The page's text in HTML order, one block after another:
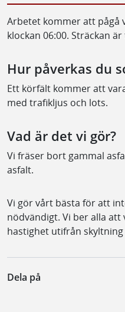
Arbetet kommer att pågå
klockan 06:00. Sträckan
Hur påverkas du
Ett körfält kommer att
med trafikljus och lots.
Vad är det vi gör?
Vi fräser bort gammal
asfalt.
Vi gör vårt bästa för att
nödvändigt. Vi ber alla att
hastighet utifrån
Dela på